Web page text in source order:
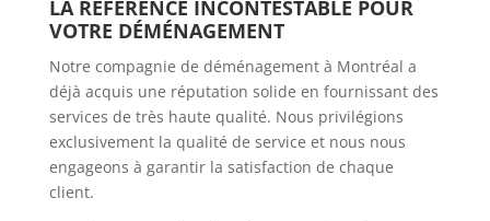
LA RÉFÉRENCE INCONTESTABLE POUR
VOTRE DÉMÉNAGEMENT
Notre compagnie de déménagement à Montréal a
déjà acquis une réputation solide en fournissant des
services de très haute qualité. Nous privilégions
exclusivement la qualité de service et nous nous
engageons à garantir la satisfaction de chaque
client.